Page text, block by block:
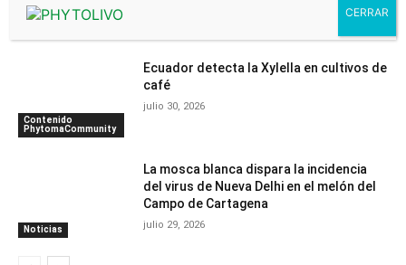
Contenido
PhytomaCommunity
Ecuador detecta la Xylella en cultivos de
café
julio 30, 2026
Noticias
La mosca blanca dispara la incidencia
del virus de Nueva Delhi en el melón del
Campo de Cartagena
julio 29, 2026